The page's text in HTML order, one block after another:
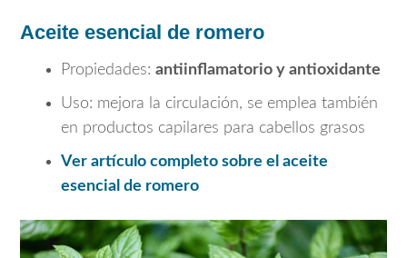
Aceite esencial de romero
Propiedades: antiinflamatorio y antioxidante
Uso: mejora la circulación, se emplea también
en productos capilares para cabellos grasos
Ver artículo completo sobre el aceite
esencial de romero